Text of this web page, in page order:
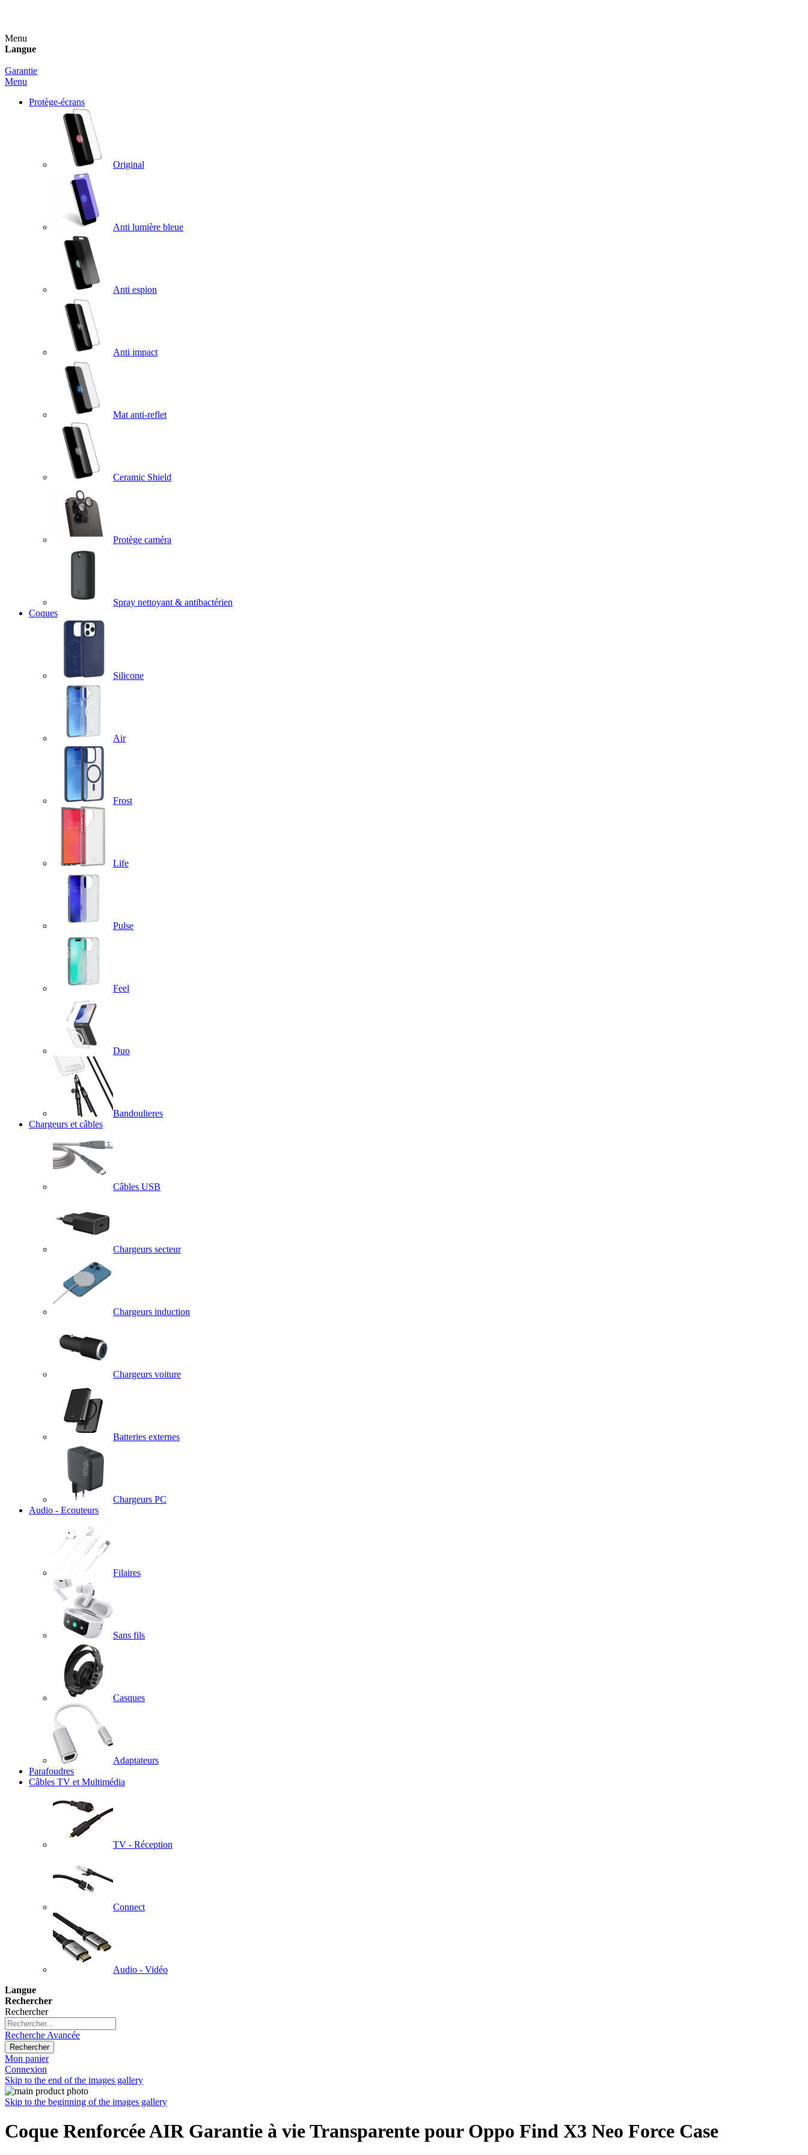
Menu
Langue
Garantie
Menu
Protège-écrans
Original
Anti lumière bleue
Anti espion
Anti impact
Mat anti-reflet
Ceramic Shield
Protège caméra
Spray nettoyant & antibactérien
Coques
Silicone
Air
Frost
Life
Pulse
Feel
Duo
Bandoulieres
Chargeurs et câbles
Câbles USB
Chargeurs secteur
Chargeurs induction
Chargeurs voiture
Batteries externes
Chargeurs PC
Audio - Ecouteurs
Filaires
Sans fils
Casques
Adaptateurs
Parafoudres
Câbles TV et Multimédia
TV - Réception
Connect
Audio - Vidéo
Langue
Rechercher
Rechercher
Recherche Avancée
Rechercher
Mon panier
Connexion
Skip to the end of the images gallery
Skip to the beginning of the images gallery
Coque Renforcée AIR Garantie à vie Transparente pour Oppo Find X3 Neo Force Case